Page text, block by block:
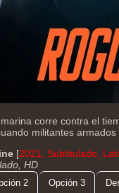
corre contra el
militantes
[2021, Subtitulado,
HD
2 Opción 3